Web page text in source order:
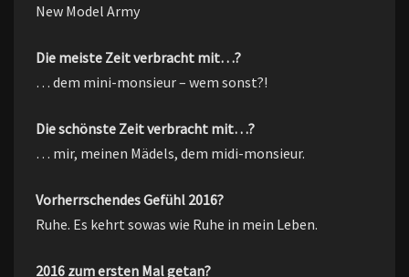
New Model Army
Die meiste Zeit verbracht mit…?
… dem mini-monsieur – wem sonst?!
Die schönste Zeit verbracht mit…?
… mir, meinen Mädels, dem midi-monsieur.
Vorherrschendes Gefühl 2016?
Ruhe. Es kehrt sowas wie Ruhe in mein Leben.
2016 zum ersten Mal getan?